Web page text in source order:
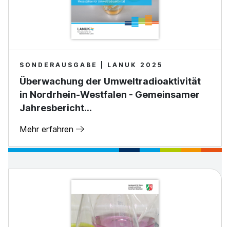
SONDERAUSGABE | LANUK 2025
Überwachung der Umweltradioaktivität
in Nordrhein-Westfalen - Gemeinsamer
Jahresbericht…
Mehr erfahren